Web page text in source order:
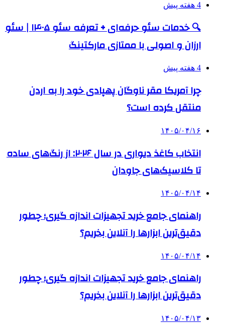
4 هفته پیش
🔍 خدمات سئو حرفه‌ای + تعرفه سئو ۱۴۰۵ | سئو
ارزان و اصولی با ممتازی مارکتینگ
4 هفته پیش
چرا آمریکا مقر ناوگان پهپادی خود را به اردن
منتقل کرده است؟
۱۴۰۵/۰۴/۱۶
انتخاب کاغذ دیواری در سال ۲۰۲۶: از رنگ‌های ساده
تا کلاسیک‌های جاودان
۱۴۰۵/۰۴/۱۴
راهنمای جامع خرید تجهیزات اندازه گیری؛ چطور
دقیق‌ترین ابزارها را آنلاین بخریم؟
۱۴۰۵/۰۴/۱۴
راهنمای جامع خرید تجهیزات اندازه گیری؛ چطور
دقیق‌ترین ابزارها را آنلاین بخریم؟
۱۴۰۵/۰۴/۱۳